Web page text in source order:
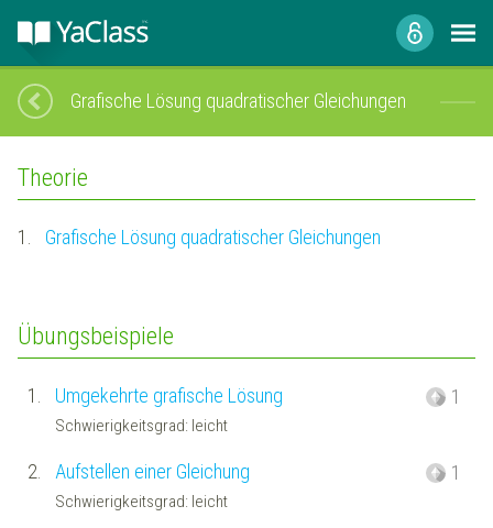
Grafische Lösung quadratischer Gleichungen
Theorie
1. Grafische Lösung quadratischer Gleichungen
Übungsbeispiele
1. Umgekehrte grafische Lösung
Schwierigkeitsgrad: leicht
1
2. Aufstellen einer Gleichung
Schwierigkeitsgrad: leicht
1